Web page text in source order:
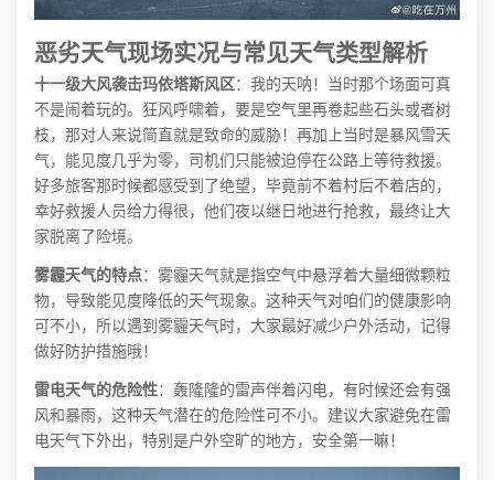
恶劣天气现场实况与常见天气类型解析
十一级大风袭击玛依塔斯风区 ：我的天呐！当时那个场面可真
不是闹着玩的。狂风呼啸着，要是空气里再卷起些石头或者树
枝，那对人来说简直就是致命的威胁！再加上当时是暴风雪天
气，能见度几乎为零，司机们只能被迫停在公路上等待救援。
好多旅客那时候都感受到了绝望，毕竟前不着村后不着店的，
幸好救援人员给力得很，他们夜以继日地进行抢救，最终让大
家脱离了险境。
雾霾天气的特点：雾霾天气就是指空气中悬浮着大量细微颗粒
物，导致能见度降低的天气现象。这种天气对咱们的健康影响
可不小，所以遇到雾霾天气时，大家最好减少户外活动，记得
做好防护措施哦！
雷电天气的危险性：轰隆隆的雷声伴着闪电，有时候还会有强
风和暴雨，这种天气潜在的危险性可不小。建议大家避免在雷
电天气下外出，特别是户外空旷的地方，安全第一嘛！